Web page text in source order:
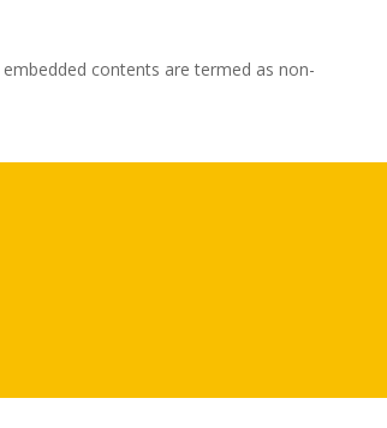
contents are termed as non-